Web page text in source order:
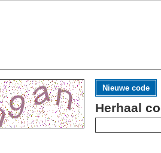
Nieuwe code
Herhaal